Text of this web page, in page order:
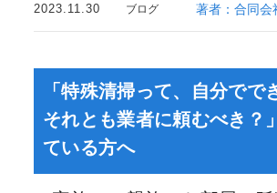
2023.11.30 ブログ 著者：合同会
「特殊清掃って、自分でで
それとも業者に頼むべき？
ている方へ